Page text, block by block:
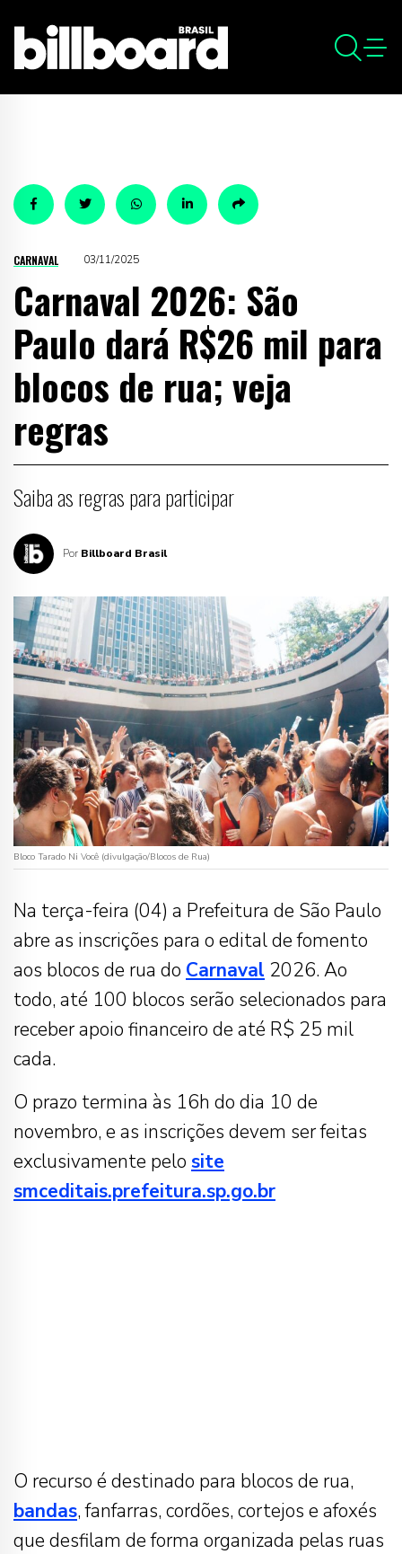
CARNAVAL 03/11/2025
Carnaval 2026: São
Paulo dará R$26 mil para
blocos de rua; veja
regras
Saiba as regras para participar
Por Billboard Brasil
Bloco Tarado Ni Você (divulgação/Blocos de Rua)
Na terça-feira (04) a Prefeitura de São Paulo
abre as inscrições para o edital de fomento
aos blocos de rua do Carnaval 2026. Ao
todo, até 100 blocos serão selecionados para
receber apoio financeiro de até R$ 25 mil
cada.
O prazo termina às 16h do dia 10 de
novembro, e as inscrições devem ser feitas
exclusivamente pelo site
smceditais.prefeitura.sp.go.br
O recurso é destinado para blocos de rua,
bandas, fanfarras, cordões, cortejos e afoxés
que desfilam de forma organizada pelas ruas